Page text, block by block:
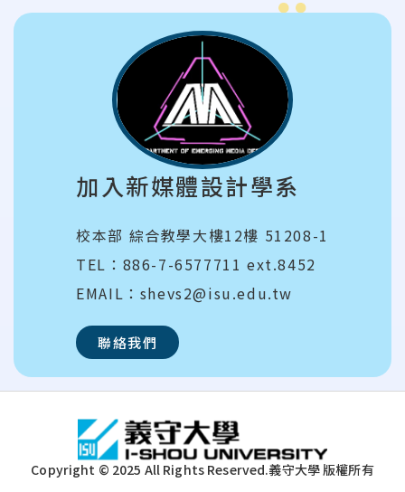
加入新媒體設計學系
校本部 綜合教學大樓12樓 51208-1
TEL：886-7-6577711 ext.8452
EMAIL：shevs2@isu.edu.tw
聯絡我們
Copyright © 2025 All Rights Reserved.義守大學 版權所有